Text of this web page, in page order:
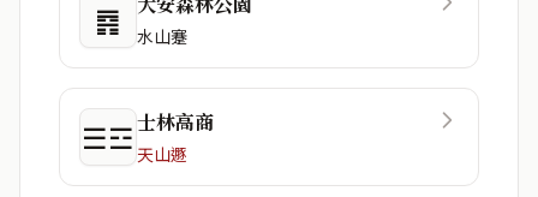
䷴ 水山蹇
☰☲士林高商
天山遯